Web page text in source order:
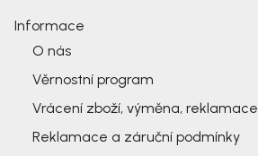
Informace
O nás
Věrnostní program
Vrácení zboží, výměna, reklamace
Reklamace a záruční podmínky